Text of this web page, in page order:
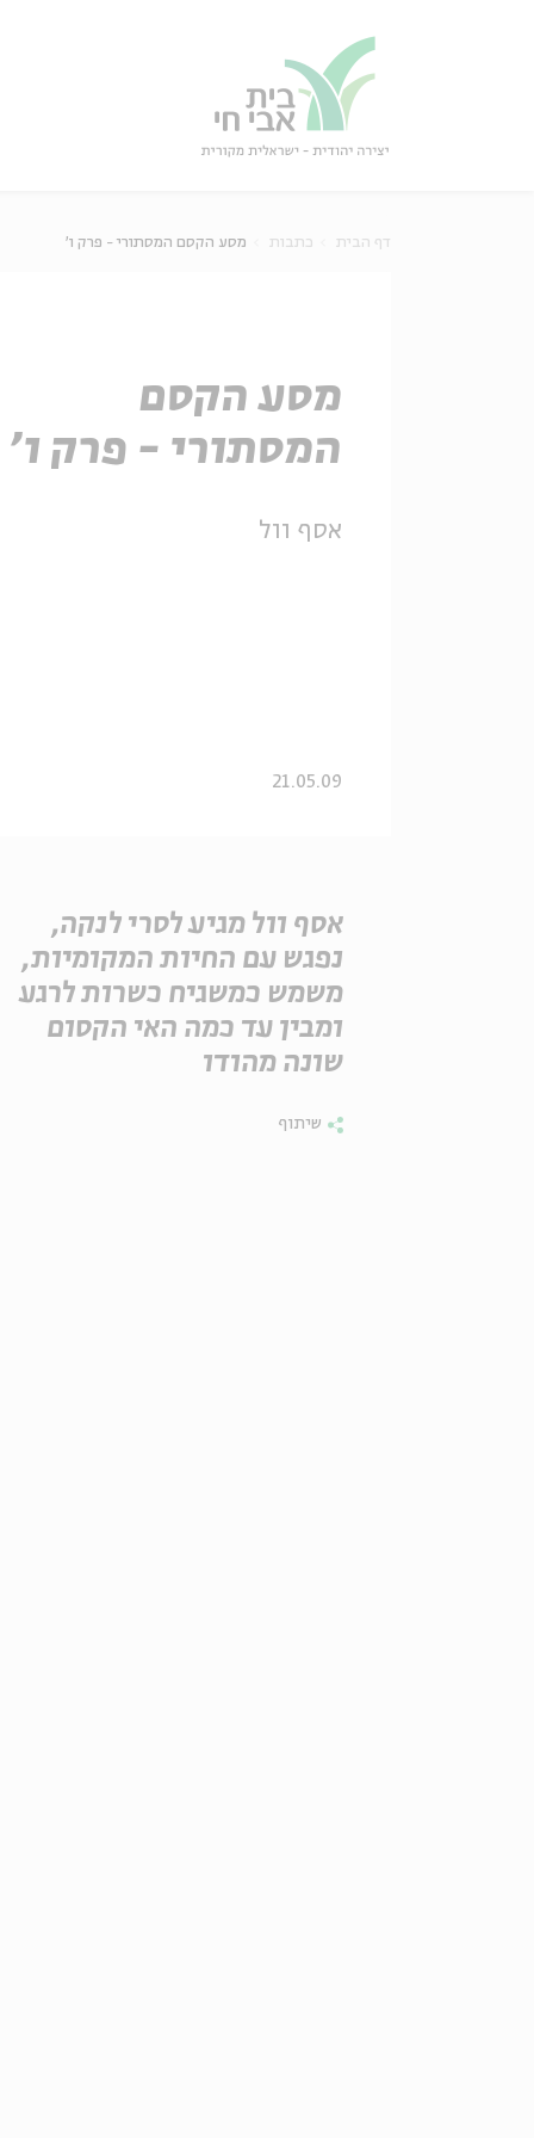
דף הבית כתבות מסע הקסם המסתורי - פרק ו'
מסע הקסם
המסתורי - פרק ו'
אסף וול
21.05.09
אסף וול מגיע לסרי לנקה,
נפגש עם החיות המקומיות,
משמש כמשגיח כשרות לרגע
ומבין עד כמה האי הקסום
שונה מהודו
שיתוף